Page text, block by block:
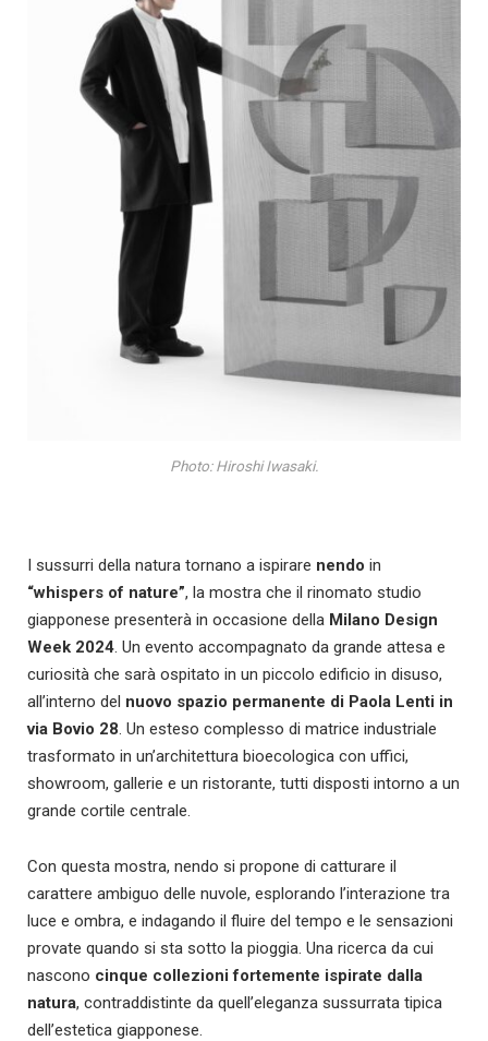
Photo: Hiroshi Iwasaki.
I sussurri della natura tornano a ispirare nendo in
“whispers of nature”, la mostra che il rinomato studio
giapponese presenterà in occasione della Milano Design
Week 2024. Un evento accompagnato da grande attesa e
curiosità che sarà ospitato in un piccolo edificio in disuso,
all’interno del nuovo spazio permanente di Paola Lenti in
via Bovio 28. Un esteso complesso di matrice industriale
trasformato in un’architettura bioecologica con uffici,
showroom, gallerie e un ristorante, tutti disposti intorno a un
grande cortile centrale.
Con questa mostra, nendo si propone di catturare il
carattere ambiguo delle nuvole, esplorando l’interazione tra
luce e ombra, e indagando il fluire del tempo e le sensazioni
provate quando si sta sotto la pioggia. Una ricerca da cui
nascono cinque collezioni fortemente ispirate dalla
natura, contraddistinte da quell’eleganza sussurrata tipica
dell’estetica giapponese.